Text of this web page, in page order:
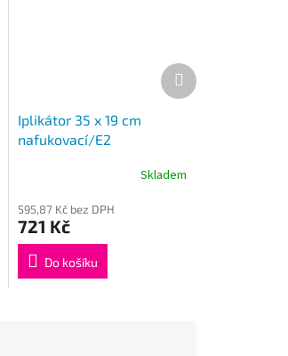
Iplikátor 35 x 19 cm
nafukovací/E2
Skladem
595,87 Kč bez DPH
721 Kč
Do košíku
Další
produkt